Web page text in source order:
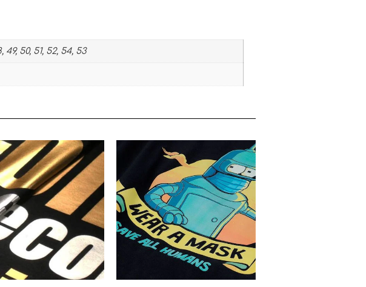
49, 50, 51, 52, 54, 53